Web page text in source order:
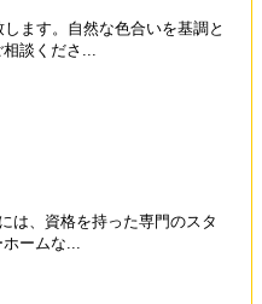
ます。自然な色合いを基調と
談くださ...
は、資格を持った専門のスタ
ームな...